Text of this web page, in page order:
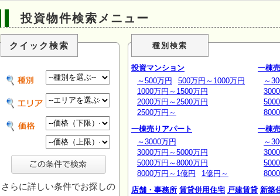
投資物件検索メニュー
クイック検索
さらに詳しい条件でお探しの
種別検索
投資マンション
～500万円
500万円～1000万円
1000万円～1500万円
2000万円～2500万円
2500万円～
一棟売りアパート
～3000万円
3000万円～5000万円
5000万円～8000万円
8000万円～1億円
1億円～
一棟
～
一棟
～
店舗・事務所 賃貸併用住宅 戸建賃貸 新築